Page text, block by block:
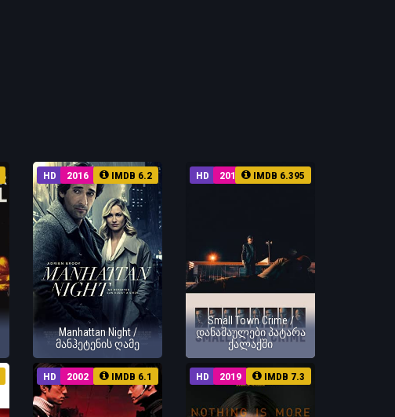
HD 2016 IMDB 6.2
Manhattan Night /
მანჰეტენის ღამე
HD 2018 IMDB 6.395
Small Town Crime /
დანაშაულები პატარა
ქალაქში
HD 2002 IMDB 6.1 HD 2019 IMDB 7.3